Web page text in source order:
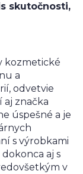
skutočnosti,
kozmetické
a
odvetvie
značka
úspešné a je
s výrobkami
aj s
v